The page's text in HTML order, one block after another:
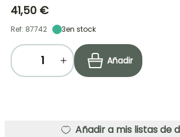
41,50 €
Ref: 87742 3en stock
Añadir
Añadir a mis listas de